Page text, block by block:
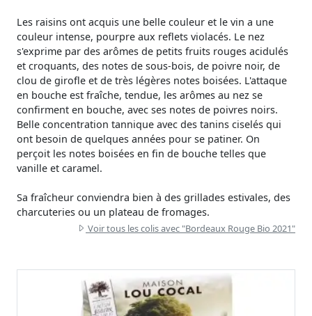
Les raisins ont acquis une belle couleur et le vin a une
couleur intense, pourpre aux reflets violacés. Le nez
s'exprime par des arômes de petits fruits rouges acidulés
et croquants, des notes de sous-bois, de poivre noir, de
clou de girofle et de très légères notes boisées. L'attaque
en bouche est fraîche, tendue, les arômes au nez se
confirment en bouche, avec ses notes de poivres noirs.
Belle concentration tannique avec des tanins ciselés qui
ont besoin de quelques années pour se patiner. On
perçoit les notes boisées en fin de bouche telles que
vanille et caramel.
Sa fraîcheur conviendra bien à des grillades estivales, des
charcuteries ou un plateau de fromages.
Voir tous les colis avec "Bordeaux Rouge Bio 2021"